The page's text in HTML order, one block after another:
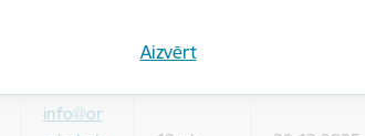
Aizvērt
info@or